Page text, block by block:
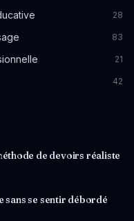
28
83
21
42
de devoirs réaliste
se sentir débordé